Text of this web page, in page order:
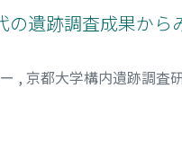
の遺跡調査成果から
, 京都大学構内遺跡調査